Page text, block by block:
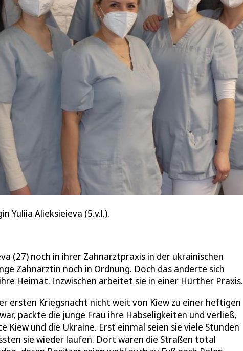
Yuliia Alieksieieva (5.v.l.).
(27) noch in ihrer Zahnarztpraxis in der ukrainischen
Zahnärztin noch in Ordnung. Doch das änderte sich
Heimat. Inzwischen arbeitet sie in einer Hürther Praxis.
ersten Kriegsnacht nicht weit von Kiew zu einer heftigen
packte die junge Frau ihre Habseligkeiten und verließ,
und die Ukraine. Erst einmal seien sie viele Stunden
sie wieder laufen. Dort waren die Straßen total